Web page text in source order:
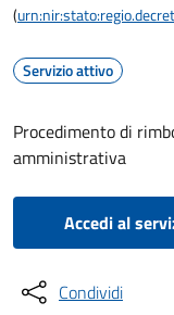
(
Servizio attivo
Procedimento di
amministrativa
Accedi al
Condividi